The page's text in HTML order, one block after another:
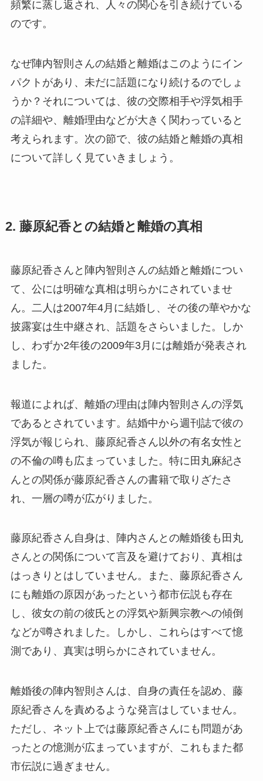
頻繁に蒸し返され、人々の関心を引き続けている
のです。
なぜ陣内智則さんの結婚と離婚はこのようにイン
パクトがあり、未だに話題になり続けるのでしょ
うか？それについては、彼の交際相手や浮気相手
の詳細や、離婚理由などが大きく関わっていると
考えられます。次の節で、彼の結婚と離婚の真相
について詳しく見ていきましょう。
2. 藤原紀香との結婚と離婚の真相
藤原紀香さんと陣内智則さんの結婚と離婚につい
て、公には明確な真相は明らかにされていませ
ん。二人は2007年4月に結婚し、その後の華やかな
披露宴は生中継され、話題をさらいました。しか
し、わずか2年後の2009年3月には離婚が発表され
ました。
報道によれば、離婚の理由は陣内智則さんの浮気
であるとされています。結婚中から週刊誌で彼の
浮気が報じられ、藤原紀香さん以外の有名女性と
の不倫の噂も広まっていました。特に田丸麻紀さ
んとの関係が藤原紀香さんの書籍で取りざたさ
れ、一層の噂が広がりました。
藤原紀香さん自身は、陣内さんとの離婚後も田丸
さんとの関係について言及を避けており、真相は
はっきりとはしていません。また、藤原紀香さん
にも離婚の原因があったという都市伝説も存在
し、彼女の前の彼氏との浮気や新興宗教への傾倒
などが噂されました。しかし、これらはすべて憶
測であり、真実は明らかにされていません。
離婚後の陣内智則さんは、自身の責任を認め、藤
原紀香さんを責めるような発言はしていません。
ただし、ネット上では藤原紀香さんにも問題があ
ったとの憶測が広まっていますが、これもまた都
市伝説に過ぎません。